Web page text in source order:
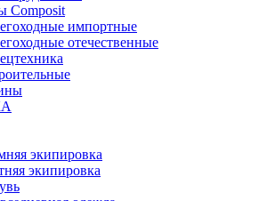
Composit
импортные
отечественные
экипировка
экипировка